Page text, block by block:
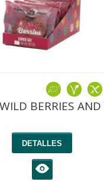
BERRIES
DETALLES
K